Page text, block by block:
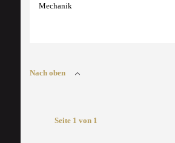
Mechanik
Nach oben
Seite 1 von 1